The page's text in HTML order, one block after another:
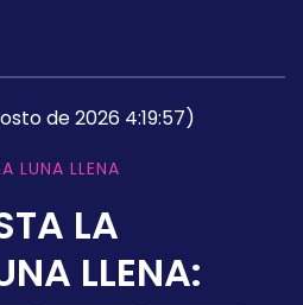
de 2026 4:19:57)
LUNA LLENA
LA
LLENA: